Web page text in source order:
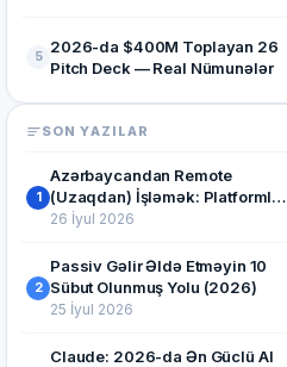
5
2026-da $400M Toplayan 26
Pitch Deck — Real Nümunələr
SON YAZILAR
1
Azərbaycandan Remote
(Uzaqdan) İşləmək: Platformlar,
Maaşlar və Strategiya (2026)
26 İyul 2026
2
Passiv Gəlir Əldə Etməyin 10
Sübut Olunmuş Yolu (2026)
25 İyul 2026
Claude: 2026-da Ən Güclü AI